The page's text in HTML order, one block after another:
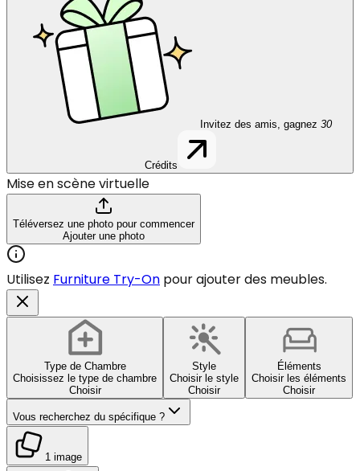
Invitez des amis, gagnez 30
Crédits
Mise en scène virtuelle
Téléversez une photo pour commencer
Ajouter une photo
Utilisez Furniture Try-On pour ajouter des meubles.
Type de Chambre
Choisissez le type de chambre
Choisir
Style
Choisir le style
Choisir
Éléments
Choisir les éléments
Choisir
Vous recherchez du spécifique ?
1 image